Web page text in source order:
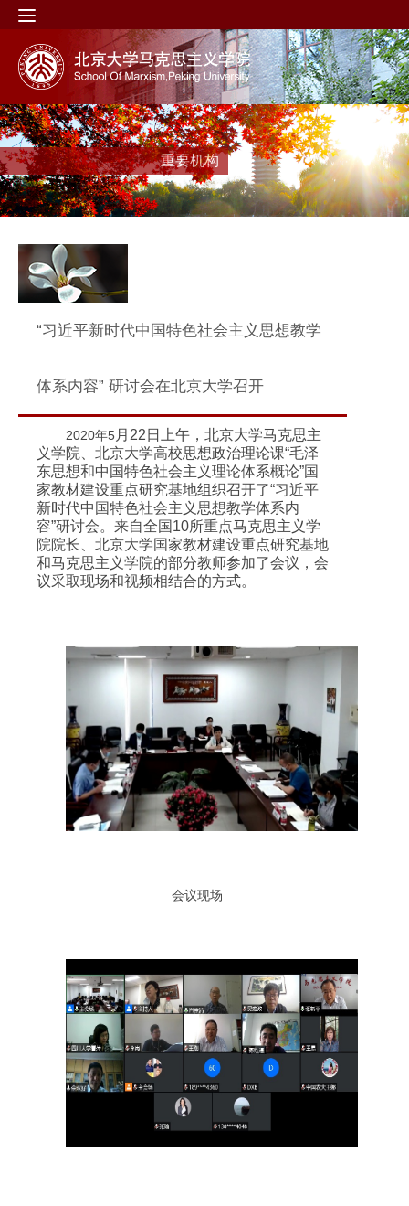
重要机构
“习近平新时代中国特色社会主义思想教学
体系内容” 研讨会在北京大学召开
2020年5月22 日上午，北京大学马克思主
义学院、北京大学高校思想政治理论课“毛泽
东思想和中国特色社会主义理论体系概论”国
家教材建设重点研究基地组织召开了“习近平
新时代中国特色社会主义思想教学体系内
容”研讨会。来自全国10所重点马克思主义学
院院长、北京大学国家教材建设重点研究基地
和马克思主义学院的部分教师参加了会议，会
议采取现场和视频相结合的方式。
会议现场